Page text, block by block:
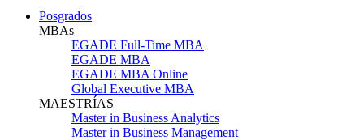
Posgrados
MBAs
EGADE Full-Time MBA
EGADE MBA
EGADE MBA Online
Global Executive MBA
MAESTRÍAS
Master in Business Analytics
Master in Business Management